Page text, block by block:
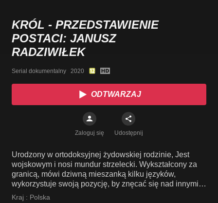
KRÓL - PRZEDSTAWIENIE
POSTACI: JANUSZ
RADZIWIŁEK
Serial dokumentalny   2020
ODTWARZAJ
Zaloguj się Udostępnij
Urodzony w ortodoksyjnej żydowskiej rodzinie, Jest
wojskowym i nosi mundur strzelecki. Wykształcony za
granicą, mówi dziwną mieszanką kilku języków,
wykorzystuje swoją pozycję, by znęcać się nad innymi
bohaterami, szczególnie nad Ryfką.
Kraj : Polska